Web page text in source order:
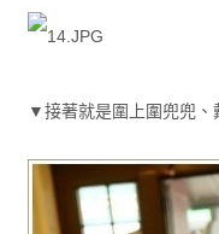
▼接著就是圍上圍兜兜、